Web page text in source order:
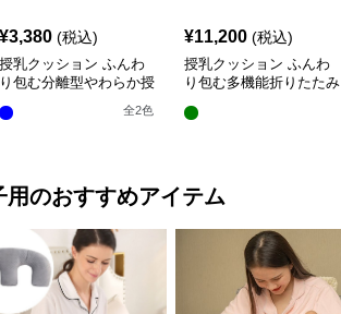
¥3,380 (税込)
授乳クッション ふんわ
り包む分離型やわらか授
全2色
¥11,200 (税込)
授乳クッション ふんわ
り包む多機能折りたたみ
用のおすすめアイテム